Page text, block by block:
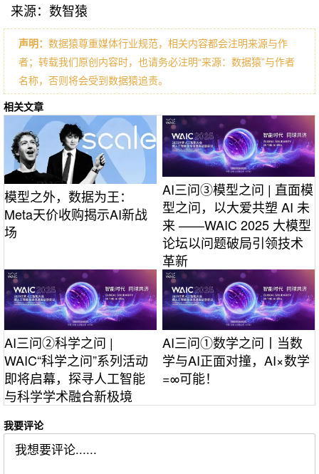
来源：数智猿
声明： 数据猿尊重媒体行业规范，相关内容都会注明来源与作
者；转载我们原创内容时，也请务必注明“来源：数据猿”与作者
名称，否则将会受到数据猿追责。
相关文章
模型之外，数据为王：
Meta天价收购揭示AI新战
场
AI三问③模型之问 | 直面模
型之问，以大爱共塑 AI 未
来 ——WAIC 2025 大模型
论坛以问题破局引领技术
革新
AI三问②科学之问 |
WAIC“科学之问”系列活动
即将启幕，探寻人工智能
与科学学术融合新极境
AI三问①数学之问丨当数
学与AI正面对撞，AI×数学
=∞可能！
我要评论